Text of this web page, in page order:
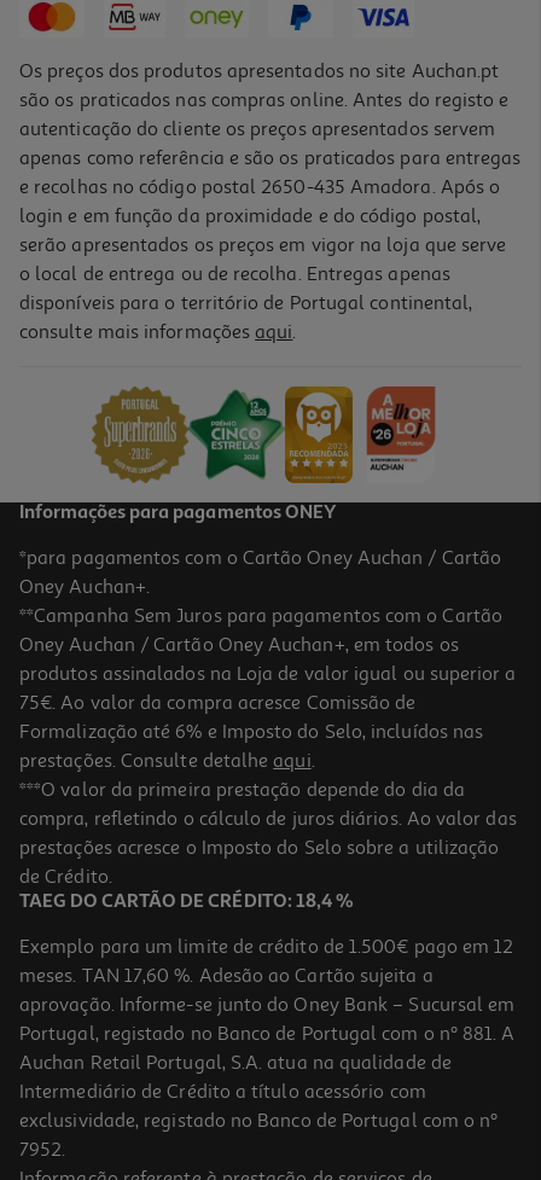
Os preços dos produtos apresentados no site Auchan.pt
são os praticados nas compras online. Antes do registo e
autenticação do cliente os preços apresentados servem
apenas como referência e são os praticados para entregas
e recolhas no código postal 2650-435 Amadora. Após o
login e em função da proximidade e do código postal,
serão apresentados os preços em vigor na loja que serve
o local de entrega ou de recolha. Entregas apenas
disponíveis para o território de Portugal continental,
consulte mais informações aqui.
Informações para pagamentos ONEY
*para pagamentos com o Cartão Oney Auchan / Cartão
Oney Auchan+.
**Campanha Sem Juros para pagamentos com o Cartão
Oney Auchan / Cartão Oney Auchan+, em todos os
produtos assinalados na Loja de valor igual ou superior a
75€. Ao valor da compra acresce Comissão de
Formalização até 6% e Imposto do Selo, incluídos nas
prestações. Consulte detalhe aqui.
***O valor da primeira prestação depende do dia da
compra, refletindo o cálculo de juros diários. Ao valor das
prestações acresce o Imposto do Selo sobre a utilização
de Crédito.
TAEG DO CARTÃO DE CRÉDITO: 18,4 %
Exemplo para um limite de crédito de 1.500€ pago em 12
meses. TAN 17,60 %. Adesão ao Cartão sujeita a
aprovação. Informe-se junto do Oney Bank – Sucursal em
Portugal, registado no Banco de Portugal com o nº 881. A
Auchan Retail Portugal, S.A. atua na qualidade de
Intermediário de Crédito a título acessório com
exclusividade, registado no Banco de Portugal com o nº
7952.